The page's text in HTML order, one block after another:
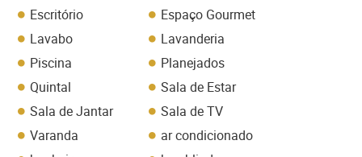
Escritório
Espaço Gourmet
Lavabo
Lavanderia
Piscina
Planejados
Quintal
Sala de Estar
Sala de Jantar
Sala de TV
Varanda
ar condicionado